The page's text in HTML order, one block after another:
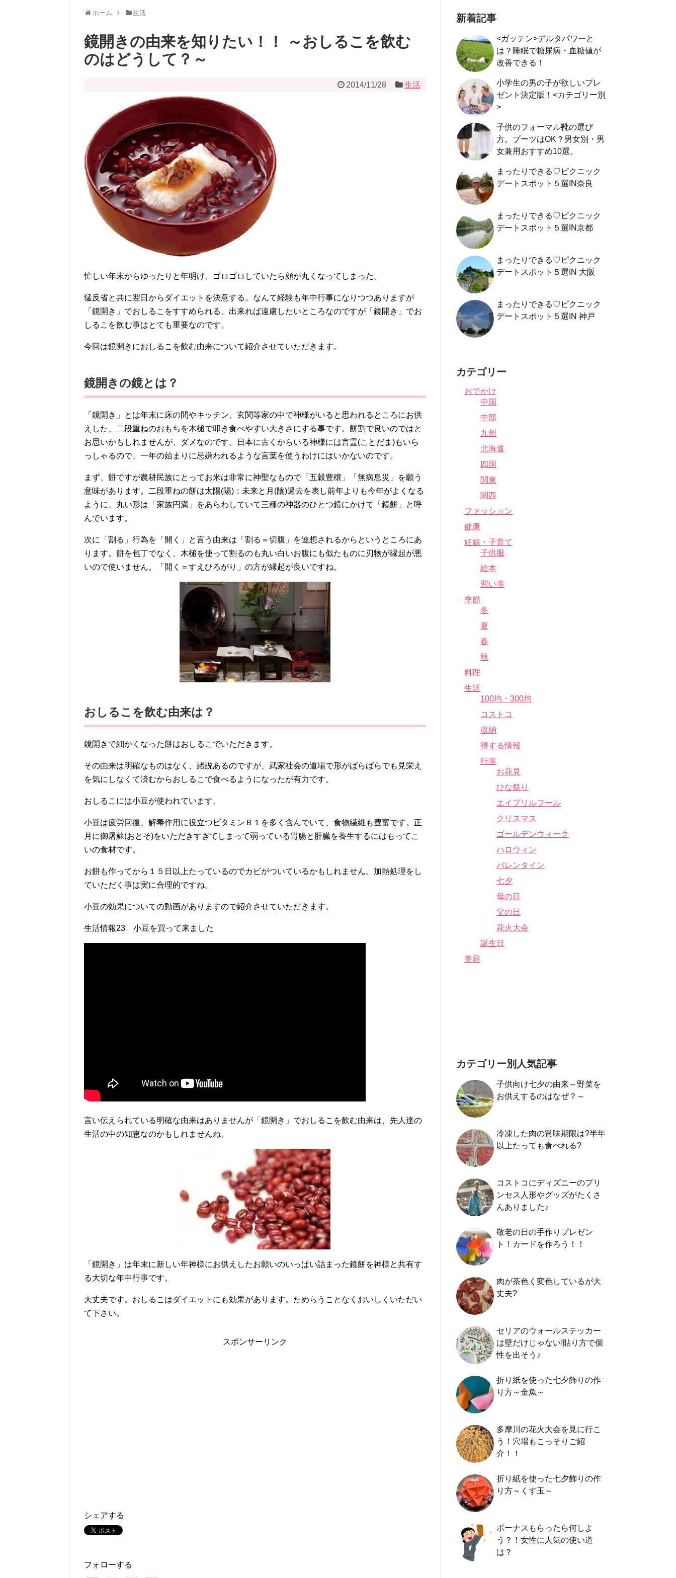
ホーム 生活
鏡開きの由来を知りたい！！ ～おしるこを飲む
のはどうして？～
2014/11/28 生活
忙しい年末からゆったりと年明け、ゴロゴロしていたら顔が丸くなってしまった。
猛反省と共に翌日からダイエットを決意する。なんて経験も年中行事になりつつありますが
「鏡開き」でおしるこをすすめられる。出来れば遠慮したいところなのですが「鏡開き」でお
しるこを飲む事はとても重要なのです。
今回は鏡開きにおしるこを飲む由来について紹介させていただきます。
鏡開きの鏡とは？
「鏡開き」とは年末に床の間やキッチン、玄関等家の中で神様がいると思われるところにお供
えした、二段重ねのおもちを木槌で叩き食べやすい大きさにする事です。餅割で良いのではと
お思いかもしれませんが、ダメなのです。日本に古くからいる神様には言霊(ことだま)もいら
っしゃるので、一年の始まりに忌嫌われるような言葉を使うわけにはいかないのです。
まず、餅ですが農耕民族にとってお米は非常に神聖なもので「五穀豊穣」「無病息災」を願う
意味があります。二段重ねの餅は太陽(陽)：未来と月(陰)過去を表し前年よりも今年がよくなる
ように、丸い形は「家族円満」をあらわしていて三種の神器のひとつ鏡にかけて「鏡餅」と呼
んでいます。
次に「割る」行為を「開く」と言う由来は「割る＝切腹」を連想されるからというところにあ
ります。餅を包丁でなく、木槌を使って割るのも丸い白いお腹にも似たものに刃物が縁起が悪
いので使いません。「開く＝すえひろがり」の方が縁起が良いですね。
おしるこを飲む由来は？
鏡開きで細かくなった餅はおしるこでいただきます。
その由来は明確なものはなく、諸説あるのですが、武家社会の道場で形がばらばらでも見栄え
を気にしなくて済むからおしるこで食べるようになったが有力です。
おしるこには小豆が使われています。
小豆は疲労回復、解毒作用に役立つビタミンＢ１を多く含んでいて、食物繊維も豊富です。正
月に御屠蘇(おとそ)をいただきすぎてしまって弱っている胃腸と肝臓を養生するにはもってこ
いの食材です。
お餅も作ってから１５日以上たっているのでカビがついているかもしれません。加熱処理をし
ていただく事は実に合理的ですね。
小豆の効果についての動画がありますので紹介させていただきます。
生活情報23 小豆を買って来ました
言い伝えられている明確な由来はありませんが「鏡開き」でおしるこを飲む由来は、先人達の
生活の中の知恵なのかもしれませんね。
「鏡開き」は年末に新しい年神様にお供えしたお願いのいっぱい詰まった鏡餅を神様と共有す
る大切な年中行事です。
大丈夫です。おしるこはダイエットにも効果があります。ためらうことなくおいしくいただい
て下さい。
スポンサーリンク
シェアする
フォローする
新着記事
<ガッテン>デルタパワーと
は？睡眠で糖尿病・血糖値が
改善できる！
小学生の男の子が欲しいプレ
ゼント決定版！<カテゴリー別
>
子供のフォーマル靴の選び
方。ブーツはOK？男女別・男
女兼用おすすめ10選。
まったりできる♡ピクニック
デートスポット５選IN奈良
まったりできる♡ピクニック
デートスポット５選IN京都
まったりできる♡ピクニック
デートスポット５選IN 大阪
まったりできる♡ピクニック
デートスポット５選IN 神戸
カテゴリー
おでかけ
中国
中部
九州
北海道
四国
関東
関西
ファッション
健康
妊娠・子育て
子供服
絵本
習い事
季節
冬
夏
春
秋
料理
生活
100均・300均
コストコ
収納
得する情報
行事
お花見
ひな祭り
エイプリルフール
クリスマス
ゴールデンウィーク
ハロウィン
バレンタイン
七夕
母の日
父の日
花火大会
誕生日
美容
カテゴリー別人気記事
子供向け七夕の由来～野菜を
お供えするのはなぜ？～
冷凍した肉の賞味期限は?半年
以上たっても食べれる?
コストコにディズニーのプリ
ンセス人形やグッズがたくさ
んありました♪
敬老の日の手作りプレゼン
ト！カードを作ろう！！
肉が茶色く変色しているが大
丈夫?
セリアのウォールステッカー
は壁だけじゃない!貼り方で個
性を出そう♪
折り紙を使った七夕飾りの作
り方～金魚～
多摩川の花火大会を見に行こ
う！穴場もこっそりご紹
介！！
折り紙を使った七夕飾りの作
り方～くす玉～
ボーナスもらったら何しよ
う？！女性に人気の使い道
は？